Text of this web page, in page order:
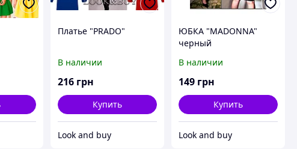
Платье "PRADO"
В наличии
216 грн
Купить
Look and buy
ЮБКА "MADONNA"
черный
В наличии
149 грн
Купить
Look and buy